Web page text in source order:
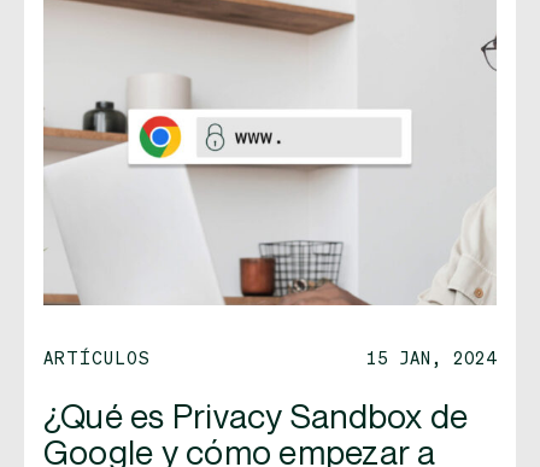
ARTÍCULOS 15 JAN, 2024
¿Qué es Privacy Sandbox de
Google y cómo empezar a